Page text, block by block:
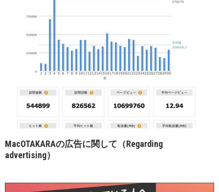
MacOTAKARAの広告に関して（Regarding
advertising）